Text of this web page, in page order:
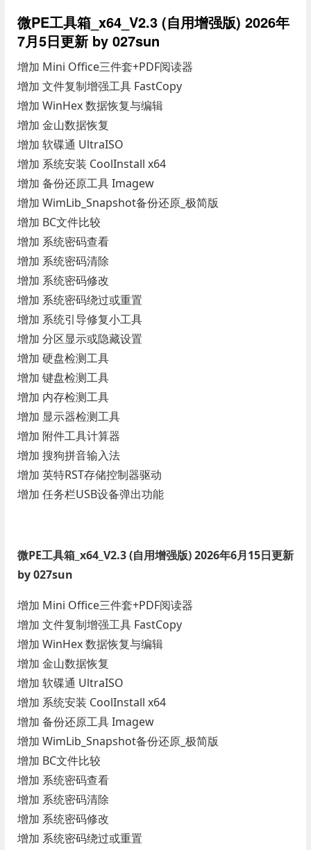
微PE工具箱_x64_V2.3 (自用增强版) 2026年
7月5日更新 by 027sun
增加 Mini Office三件套+PDF阅读器
增加 文件复制增强工具 FastCopy
增加 WinHex 数据恢复与编辑
增加 金山数据恢复
增加 软碟通 UltraISO
增加 系统安装 CoolInstall x64
增加 备份还原工具 Imagew
增加 WimLib_Snapshot备份还原_极简版
增加 BC文件比较
增加 系统密码查看
增加 系统密码清除
增加 系统密码修改
增加 系统密码绕过或重置
增加 系统引导修复小工具
增加 分区显示或隐藏设置
增加 硬盘检测工具
增加 键盘检测工具
增加 内存检测工具
增加 显示器检测工具
增加 附件工具计算器
增加 搜狗拼音输入法
增加 英特RST存储控制器驱动
增加 任务栏USB设备弹出功能
微PE工具箱_x64_V2.3 (自用增强版) 2026年6月15日更新
by 027sun
增加 Mini Office三件套+PDF阅读器
增加 文件复制增强工具 FastCopy
增加 WinHex 数据恢复与编辑
增加 金山数据恢复
增加 软碟通 UltraISO
增加 系统安装 CoolInstall x64
增加 备份还原工具 Imagew
增加 WimLib_Snapshot备份还原_极简版
增加 BC文件比较
增加 系统密码查看
增加 系统密码清除
增加 系统密码修改
增加 系统密码绕过或重置